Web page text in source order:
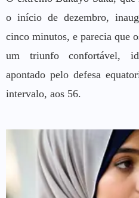
o início de dezembro,
cinco minutos, e parecia que
um triunfo confortável,
apontado pelo defesa
intervalo, aos 56.